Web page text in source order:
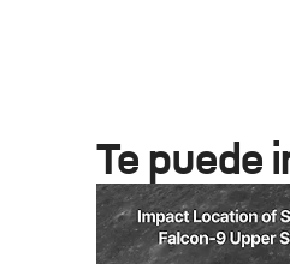
Te puede